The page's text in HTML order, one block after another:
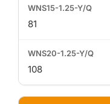
81
108